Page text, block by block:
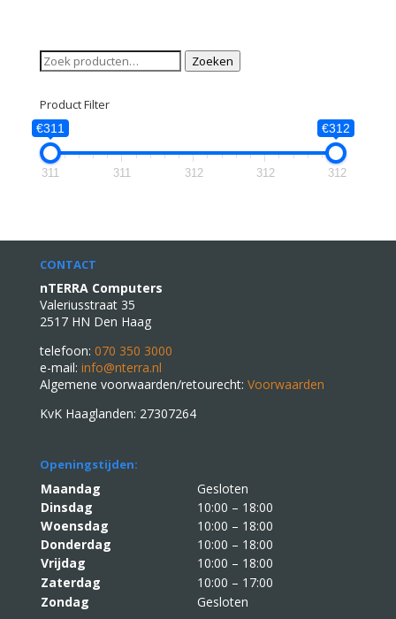
Zoeken
naar:
Zoeken
Product Filter
€311 €312
311 311 312 312 312
CONTACT
nTERRA Computers
Valeriusstraat 35
2517 HN Den Haag
telefoon: 070 350 3000
e-mail: info@nterra.nl
Algemene voorwaarden/retourecht: Voorwaarden
KvK Haaglanden: 27307264
Openingstijden:
Maandag
Gesloten
Dinsdag
10:00 – 18:00
Woensdag
10:00 – 18:00
Donderdag
10:00 – 18:00
Vrijdag
10:00 – 18:00
Zaterdag
10:00 – 17:00
Zondag
Gesloten